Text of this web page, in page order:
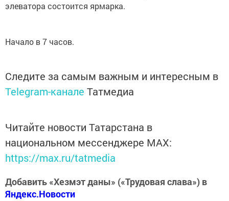
элеватора состоится ярмарка.
Начало в 7 часов.
Следите за самым важным и интересным в
Telegram-канале Татмедиа
Читайте новости Татарстана в
национальном мессенджере MАХ:
https://max.ru/tatmedia
Добавить «Хезмэт даны» («Трудовая слава») в
Яндекс.Новости